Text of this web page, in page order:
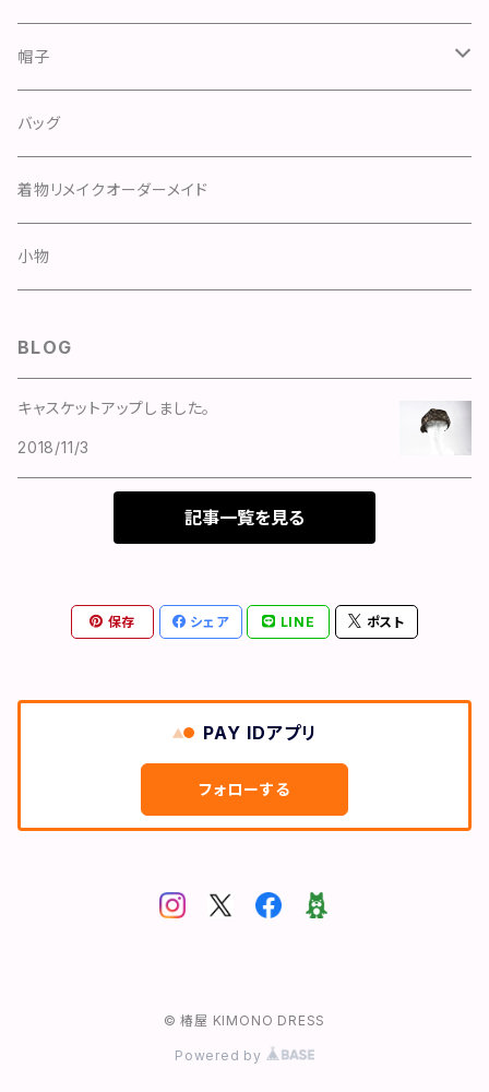
ワンピース
スカート
ドレス
スカート
パンツ
カーディガン
帽子
ハンチング
キャスケット
ベレー
バッグ
着物リメイクオーダーメイド
小物
BLOG
キャスケットアップしました。
2018/11/3
記事一覧を見る
保存 シェア LINE ポスト
PAY IDアプリ
フォローする
© 椿屋 KIMONO DRESS
Powered by